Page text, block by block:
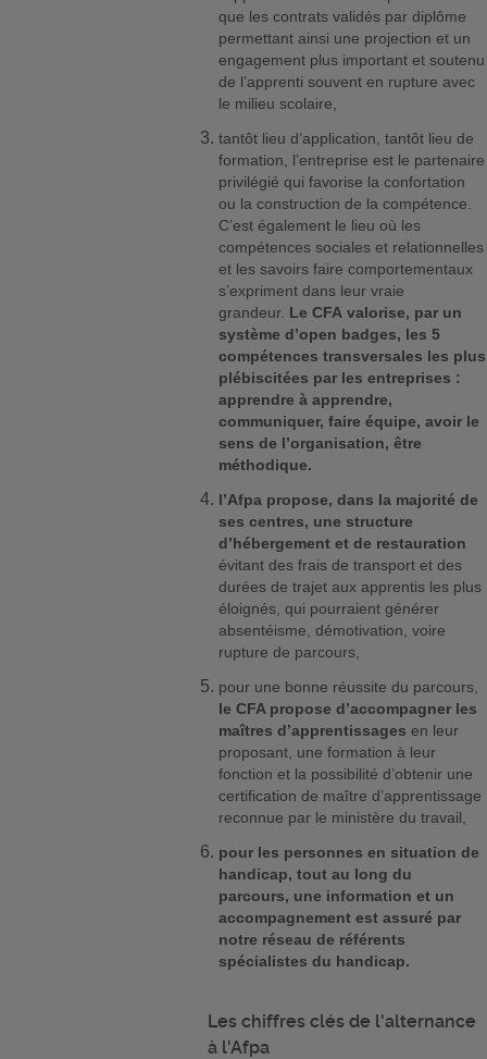
que les contrats validés par diplôme
permettant ainsi une projection et un
engagement plus important et soutenu
de l’apprenti souvent en rupture avec
le milieu scolaire,
tantôt lieu d’application, tantôt lieu de
formation, l’entreprise est le partenaire
privilégié qui favorise la confortation
ou la construction de la compétence.
C’est également le lieu où les
compétences sociales et relationnelles
et les savoirs faire comportementaux
s’expriment dans leur vraie
grandeur. Le CFA valorise, par un
système d’open badges, les 5
compétences transversales les plus
plébiscitées par les entreprises :
apprendre à apprendre,
communiquer, faire équipe, avoir le
sens de l’organisation, être
méthodique.
l’Afpa propose, dans la majorité de
ses centres, une structure
d’hébergement et de restauration
évitant des frais de transport et des
durées de trajet aux apprentis les plus
éloignés, qui pourraient générer
absentéisme, démotivation, voire
rupture de parcours,
pour une bonne réussite du parcours,
le CFA propose d’accompagner les
maîtres d’apprentissages en leur
proposant, une formation à leur
fonction et la possibilité d’obtenir une
certification de maître d’apprentissage
reconnue par le ministère du travail,
pour les personnes en situation de
handicap, tout au long du
parcours, une information et un
accompagnement est assuré par
notre réseau de référents
spécialistes du handicap.
Les chiffres clés de l'alternance
à l'Afpa